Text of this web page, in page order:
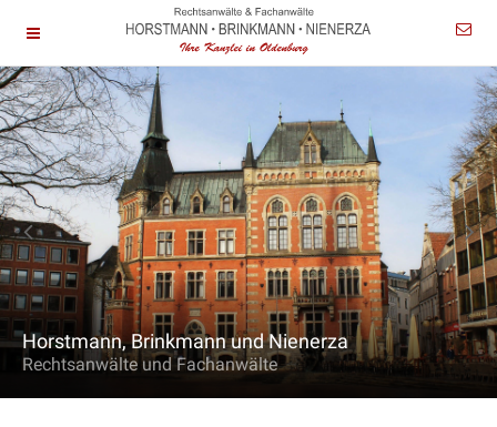
Horstmann, Brinkmann und Nienerza
Rechtsanwälte und Fachanwälte